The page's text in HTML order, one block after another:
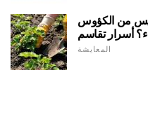
ليس من الكؤوس
أسرار تقاسم
المعايشة